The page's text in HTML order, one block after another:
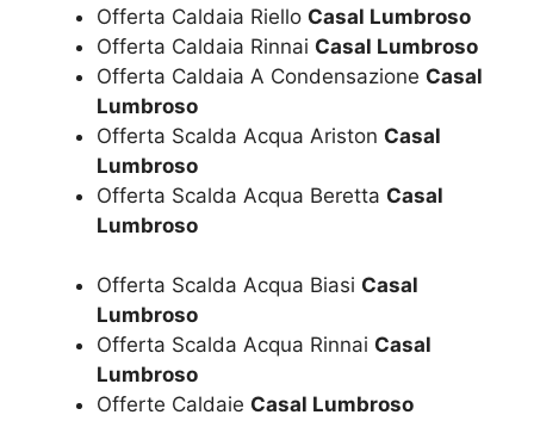
Offerta Caldaia Riello Casal Lumbroso
Offerta Caldaia Rinnai Casal Lumbroso
Offerta Caldaia A Condensazione Casal
Lumbroso
Offerta Scalda Acqua Ariston Casal
Lumbroso
Offerta Scalda Acqua Beretta Casal
Lumbroso
Offerta Scalda Acqua Biasi Casal
Lumbroso
Offerta Scalda Acqua Rinnai Casal
Lumbroso
Offerte Caldaie Casal Lumbroso